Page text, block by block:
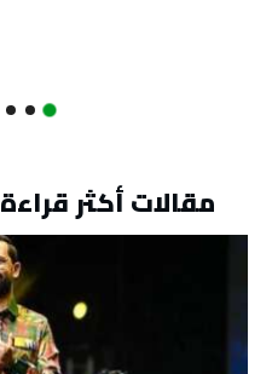
مقالات أكثر قراءة